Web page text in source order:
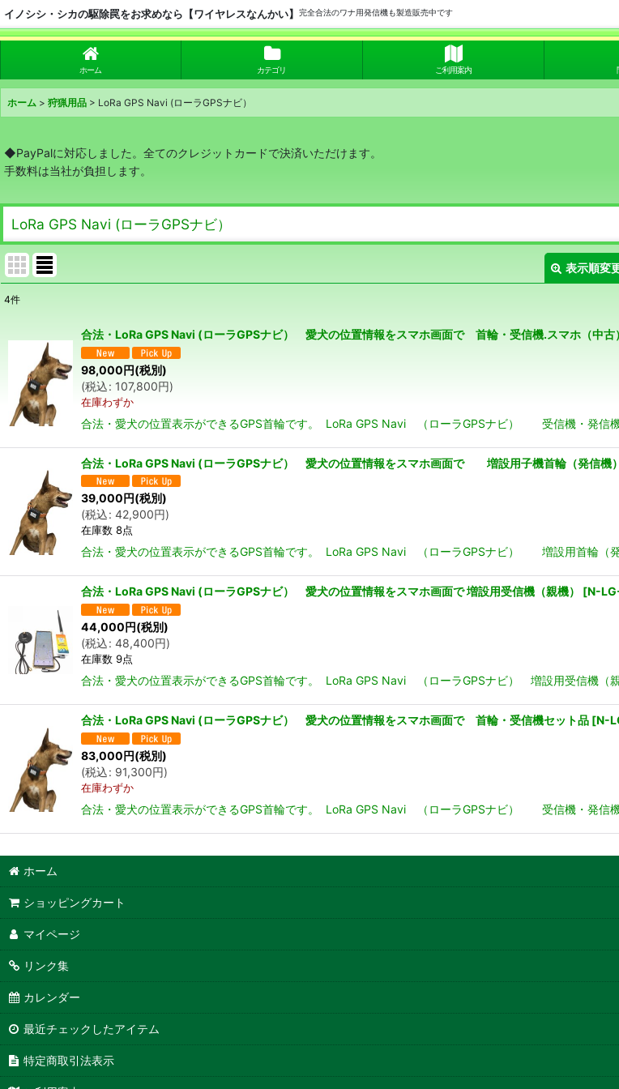
イノシシ・シカの駆除罠をお求めなら【ワイヤレスなんかい】 完全合法のワナ用発信機も製造販売中です
ホーム カテゴリ ご利用案内
ホーム > 狩猟用品 > LoRa GPS Navi (ローラGPSナビ）
◆PayPalに対応しました。全てのクレジットカードで決済いただけます。
手数料は当社が負担します。
LoRa GPS Navi (ローラGPSナビ）
表示順変
並び順:
4件
合法・LoRa GPS Navi (ローラGPSナビ） 愛犬の位置情報をスマホ画面で 首輪・受信機.スマホ（中古
98,000円(税別)
(税込: 107,800円)
在庫わずか
合法・愛犬の位置表示ができるGPS首輪です。 LoRa GPS Navi （ローラGPSナビ） 受信機・発
合法・LoRa GPS Navi (ローラGPSナビ） 愛犬の位置情報をスマホ画面で 増設用子機首輪（発信機）
39,000円(税別)
(税込: 42,900円)
在庫数 8点
合法・愛犬の位置表示ができるGPS首輪です。 LoRa GPS Navi （ローラGPSナビ） 増設用首輪
合法・LoRa GPS Navi (ローラGPSナビ） 愛犬の位置情報をスマホ画面で 増設用受信機（親機） [N-
44,000円(税別)
(税込: 48,400円)
在庫数 9点
合法・愛犬の位置表示ができるGPS首輪です。 LoRa GPS Navi （ローラGPSナビ） 増設用受信機（
合法・LoRa GPS Navi (ローラGPSナビ） 愛犬の位置情報をスマホ画面で 首輪・受信機セット品 [N-
83,000円(税別)
(税込: 91,300円)
在庫わずか
合法・愛犬の位置表示ができるGPS首輪です。 LoRa GPS Navi （ローラGPSナビ） 受信機・発
ホーム
ショッピングカート
マイページ
リンク集
カレンダー
最近チェックしたアイテム
特定商取引法表示